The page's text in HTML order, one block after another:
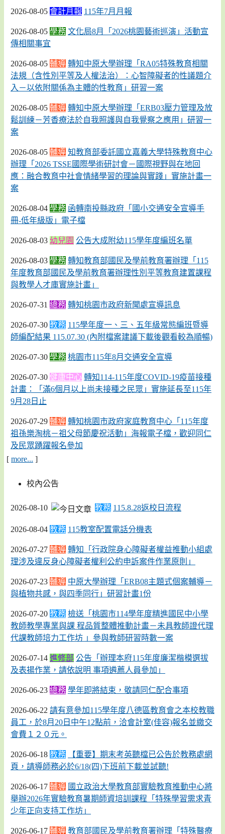
2026-08-05 會計月報 115年7月月報
2026-08-05 學務 文化局8月「2026桃園藝術巡演」活動宣
傳相關事宜
2026-08-05 輔導 轉知中原大學辦理「RA05特殊教育相關
法規（含性別平等及人權法治）：心智障礙者的性議題介
入－以依附關係為主體的性教育」研習一案
2026-08-05 輔導 轉知中原大學辦理「ERB03壓力管理及放
鬆訓練－芳香療法於自我照護與自我覺察之應用」研習一
案
2026-08-05 輔導 知教育部委託國立嘉義大學特殊教育中心
辦理「2026 TSSE國際學術研討會－國際視野與在地回
應：融合教育中社會情緒學習的理論與實踐」實施計畫一
案
2026-08-04 學務 函轉南投縣政府「國小交通安全宣導手
冊-低年級版」電子檔
2026-08-03 幼兒園 公告大成附幼115學年度編班名單
2026-08-03 學務 轉知教育部國民及學前教育署辦理「115
年度教育部國民及學前教育署辦理性別平等教育建置課程
與教學人才庫實施計畫」
2026-07-31 總務 轉知桃園市政府新聞處宣導訊息
2026-07-30 教務 115學年度一、三、五年級常態編班暨導
師編配結果 115.07.30 (內附檔案建議下載後觀看較為順暢)
2026-07-30 學務 桃園市115年8月交通安全宣導
2026-07-30 健康中心 轉知114-115年度COVID-19疫苗接種
計畫：「滿6個月以上尚未接種之民眾」實施延長至115年
9月28日止
2026-07-29 輔導 轉知桃園市政府家庭教育中心「115年度
祖孫樂淘桃－祖父母節慶祝活動」海報電子檔，歡迎同仁
及民眾踴躍報名參加
[ more... ]
校內公告
2026-08-10 教務 115.8.28返校日流程
2026-08-04 教務 115教室配置電話分機表
2026-07-27 輔導 轉知「行政院身心障礙者權益推動小組處
理涉及違反身心障礙者權利公約申訴案件作業原則」
2026-07-23 輔導 中原大學辦理「ERB08主題式個案輔導－
與植物共感，與四季同行」研習計畫1份
2026-07-20 教務 檢送「桃園市114學年度精進國民中小學
教師教學專業與課 程品質整體推動計畫－未具教師證代理
代課教師培力工作坊 」參與教師研習時數一案
2026-07-14 進修部 公告「辦理本府115年度廉潔楷模選拔
及表揚作業，請依說明 事項遴薦人員參加」
2026-06-23 總務 學年即將結束，敬請同仁配合事項
2026-06-22 請有意參加115學年度八德區教育會之本校教職
員工，於8月20日中午12點前，洽會計室(佳容)報名並繳交
會費１２０元。
2026-06-18 教務
【重要】期末考英聽檔已公告於教務處網
頁，請導師務必於6/18(四)下班前下載並試聽!
2026-06-17 輔導 國立政治大學教育部實驗教育推動中心將
舉辦2026年實驗教育暑期師資培訓課程「特殊學習需求青
少年正向支持工作坊」
2026-06-17 輔導 教育部國民及學前教育署辦理「特殊醫療